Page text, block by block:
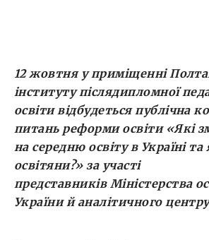
12 жовтня у приміщенні
інституту післядипломної
освіти відбудеться публічна
питань реформи освіти «Які
на середню освіту в Україні та
освітяни?» за участі
представників Міністерства
України й аналітичного